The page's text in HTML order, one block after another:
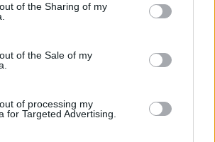
or usage behaviour. You may click to
to Google and its third-party tags to
specified purposes in below Google
of the Sharing of my
of the Sale of my
of processing my
for Targeted Advertising.